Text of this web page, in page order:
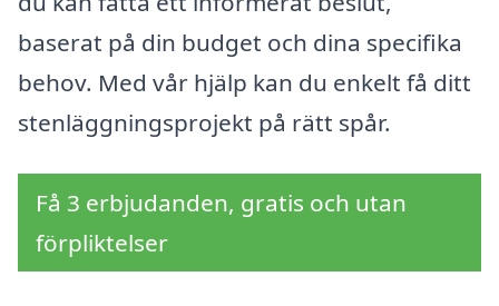
baserat på din budget och dina specifika
behov. Med vår hjälp kan du enkelt få ditt
stenläggningsprojekt på rätt spår.
Få 3 erbjudanden, gratis och utan
förpliktelser